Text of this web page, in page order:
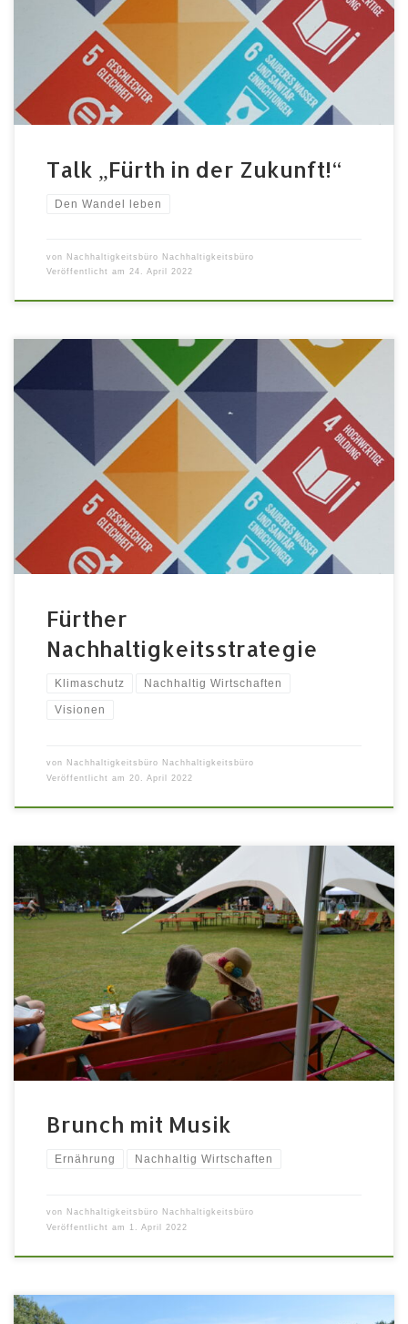
breit angelegte Nachhaltigkeitsstrategie im Rahmen
des Projekts „Global Nachhaltige Kommune in Bayern“
zu entwickeln. Die Nachhaltigkeitsstrategie zeigt
wichtige Schritte […]
Talk „Fürth in der Zukunft!“
Den Wandel leben
von Nachhaltigkeitsbüro Nachhaltigkeitsbüro
Veröffentlicht am 24. April 2022
Zwischenstand & Diskussion Sonntag 10.07.2022 |
15:00-16:30 Uhr | im Zelt Bürgerschaftshaus Beteiligte
Stadträte und das Nachhaltigkeitsbüro der Stadt Fürth
stellen den Entwurf der ersten Fürther
Nachhaltigkeits-Strategie vor. Seit Mai 2021 arbeitet
eine Gruppe aus Politik, Stadtverwaltung,
Wissenschaft, Wirtschaft und Zivilgesellschaft an der
Erstellung der Strategie. Der Feinschliff erfolgt noch,
[…]
Fürther
Nachhaltigkeitsstrategie
Klimaschutz Nachhaltig Wirtschaften
Visionen
von Nachhaltigkeitsbüro Nachhaltigkeitsbüro
Veröffentlicht am
20. April 2022
Mit einem nachhaltigen Frühstück in den Sonntag
starten Sonntag 10.07.2022 | 11-12:30 Uhr | auf der
Wiese und im Treffpunkt Sternenzelt (bei Regen
können wir ins Zirkuszelt ausweichen) Starte mit uns in
einen grandiosen Festivaltag und lausche den
entspannten Rhythmen von Agile Trans Project bei
einem gemütlichen Brunch in der […]
Brunch mit Musik
Ernährung Nachhaltig Wirtschaften
von Nachhaltigkeitsbüro Nachhaltigkeitsbüro
Veröffentlicht am
1. April 2022